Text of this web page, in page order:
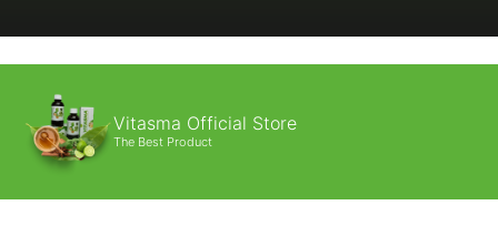
Vitasma Official Store
The Best Product